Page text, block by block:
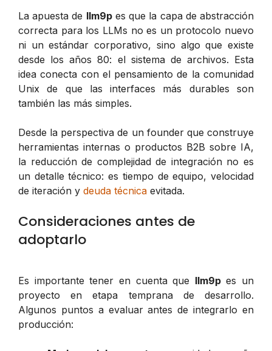
La apuesta de llm9pes que la capa de abstracción
correcta para los LLMs no es un protocolo nuevo
ni un estándar corporativo, sino algo que existe
desde los años 80: el sistema de archivos. Esta
idea conecta con el pensamiento de la comunidad
Unix de que las interfaces más durables son
también las más simples.
Desde la perspectiva de un founder que construye
herramientas internas o productos B2B sobre IA,
la reducción de complejidad de integración no es
un detalle técnico: es tiempo de equipo, velocidad
de iteración y deuda técnica evitada.
Consideraciones antes de
adoptarlo
Es importante tener en cuenta que llm9pes un
proyecto en etapa temprana de desarrollo.
Algunos puntos a evaluar antes de integrarlo en
producción: